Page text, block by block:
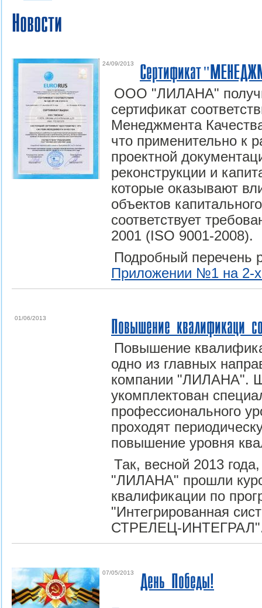
Новости
24/09/2013 Сертификат
ООО "ЛИЛАНА"
сертификат
Менеджмента
что применительно к
проектной
реконструкции и
которые оказывают
объектов
соответствует
2001 (ISO 9001-2008).
Подробный перечень
Приложении №1 на 2-х
01/06/2013 Повышение квалификаци
Повышение
одно из главных
компании "ЛИЛАНА".
укомплектован
профессионального
проходят
повышение уровня
Так, весной 2013
"ЛИЛАНА" прошли
квалификации по
"Интегрированная
СТРЕЛЕЦ-
07/05/2013 День Победы!